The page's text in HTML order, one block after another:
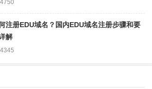
4750
注册EDU域名？国内EDU域名注册步骤和要
解
4345